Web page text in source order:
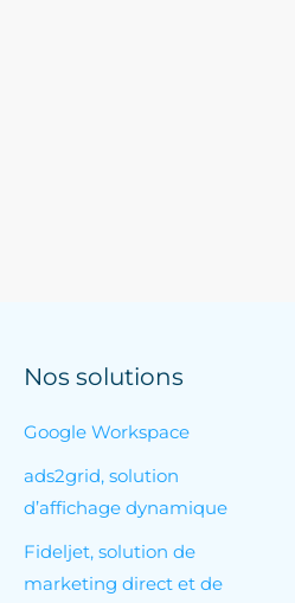
Nos solutions
Google Workspace
ads2grid, solution
d’affichage dynamique
Fideljet, solution de
marketing direct et de